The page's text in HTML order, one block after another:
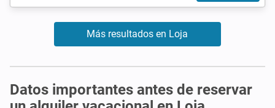
Más resultados en Loja
Datos importantes antes de reservar